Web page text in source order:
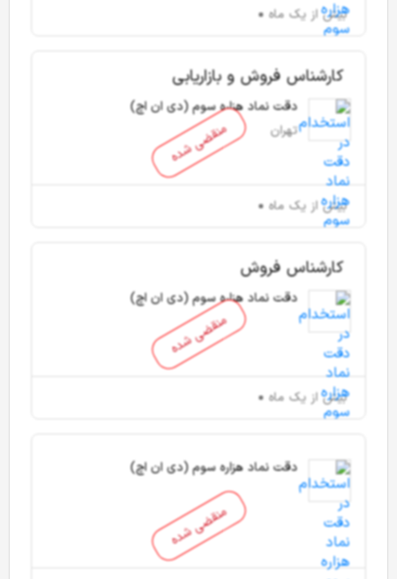
بیش از یک ماه
منقضی شده
کارشناس فروش و بازاریابی
دقت نماد هزاره سوم (دی ان اچ)
تهران
بیش از یک ماه
منقضی شده
کارشناس فروش
دقت نماد هزاره سوم (دی ان اچ)
بیش از یک ماه
منقضی شده
دقت نماد هزاره سوم (دی ان اچ)